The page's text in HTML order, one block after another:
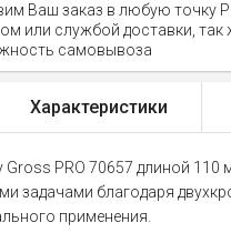
Ваш заказ в любую точку
или службой доставки, так
самовывоза
Характеристики
Gross PRO 70657 длиной
задачами благодаря
применения.